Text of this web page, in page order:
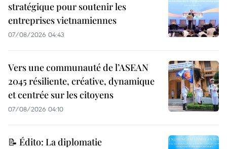
stratégique pour soutenir les
entreprises vietnamiennes
07/08/2026 04:43
Vers une communauté de l’ASEAN
2045 résiliente, créative, dynamique
et centrée sur les citoyens
07/08/2026 04:10
📝 Édito: La diplomatie